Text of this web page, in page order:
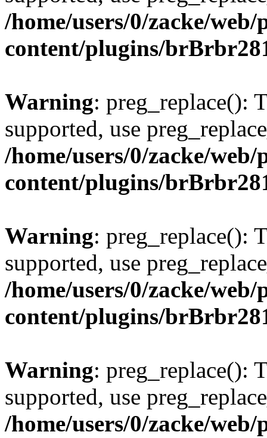
/home/users/0/zacke/
content/plugins/
Warning: preg_replace():
supported, use
/home/users/0/zacke/
content/plugins/
Warning: preg_replace():
supported, use
/home/users/0/zacke/
content/plugins/
Warning: preg_replace():
supported, use
/home/users/0/zacke/